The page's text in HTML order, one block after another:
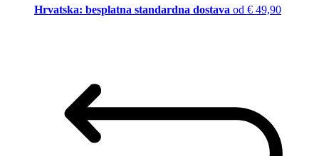
Hrvatska: besplatna standardna dostava od € 49,90